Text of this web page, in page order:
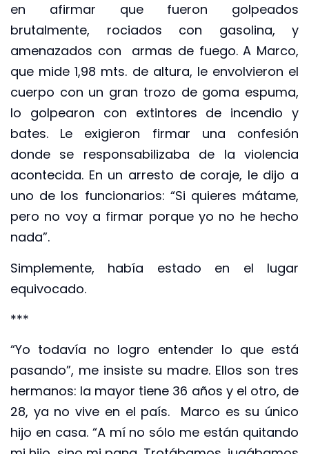
en afirmar que fueron golpeados
brutalmente, rociados con gasolina, y
amenazados con armas de fuego. A Marco,
que mide 1,98 mts. de altura, le envolvieron el
cuerpo con un gran trozo de goma espuma,
lo golpearon con extintores de incendio y
bates. Le exigieron firmar una confesión
donde se responsabilizaba de la violencia
acontecida. En un arresto de coraje, le dijo a
uno de los funcionarios: “Si quieres mátame,
pero no voy a firmar porque yo no he hecho
nada”.
Simplemente, había estado en el lugar
equivocado.
***
“Yo todavía no logro entender lo que está
pasando”, me insiste su madre. Ellos son tres
hermanos: la mayor tiene 36 años y el otro, de
28, ya no vive en el país. Marco es su único
hijo en casa. “A mí no sólo me están quitando